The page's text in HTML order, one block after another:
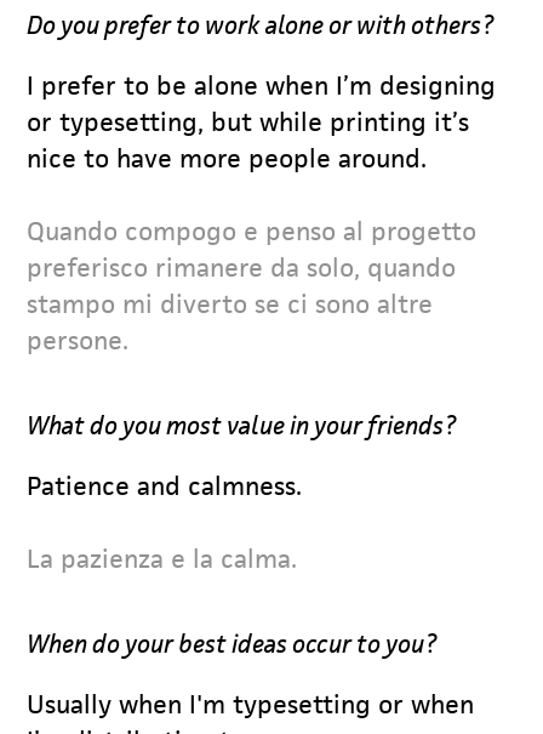
Do you prefer to work alone or with others?
I prefer to be alone when I’m designing
or typesetting, but while printing it’s
nice to have more people around.
Quando compogo e penso al progetto
preferisco rimanere da solo, quando
stampo mi diverto se ci sono altre
persone.
What do you most value in your friends?
Patience and calmness.
La pazienza e la calma.
When do your best ideas occur to you?
Usually when I'm typesetting or when